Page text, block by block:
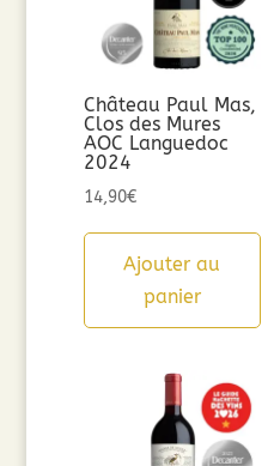
Château Paul Mas,
Clos des Mures
AOC Languedoc
2024
14,90€
Ajouter au
panier